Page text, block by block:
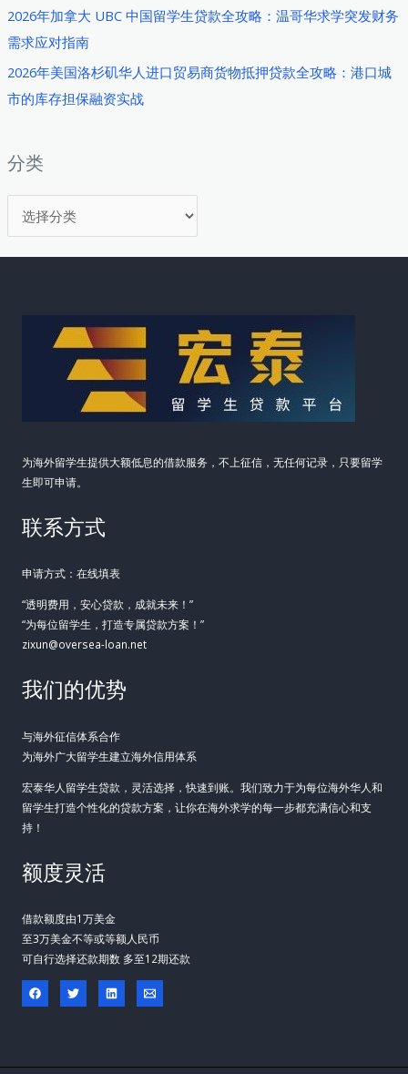
2026年加拿大 UBC 中国留学生贷款全攻略：温哥华求学突发财务
需求应对指南
2026年美国洛杉矶华人进口贸易商货物抵押贷款全攻略：港口城
市的库存担保融资实战
分类
类
华
人
者
何
获
取
为海外留学生提供大额低息的借款服务，不上征信，无任何记录，只要留学
生即可申请。
联系方式
申请方式：在线填表
“透明费用，安心贷款，成就未来！”
“为每位留学生，打造专属贷款方案！”
zixun@oversea-loan.net
我们的优势
与海外征信体系合作
为海外广大留学生建立海外信用体系
宏泰华人留学生贷款，灵活选择，快速到账。我们致力于为每位海外华人和
留学生打造个性化的贷款方案，让你在海外求学的每一步都充满信心和支
持！
额度灵活
借款额度由1万美金
至3万美金不等或等额人民币
可自行选择还款期数 多至12期还款